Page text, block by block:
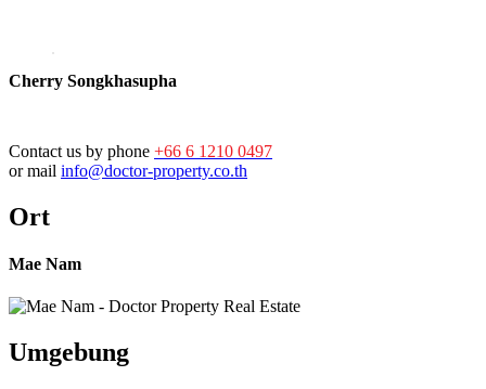
Cherry Songkhasupha
Contact us by phone +66 6 1210 0497
or mail info@doctor-property.co.th
Ort
Mae Nam
Umgebung